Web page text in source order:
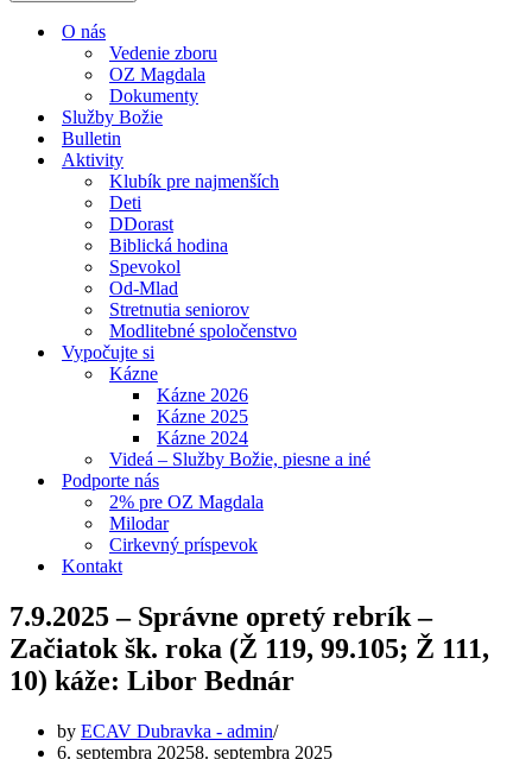
O nás
Vedenie zboru
OZ Magdala
Dokumenty
Služby Božie
Bulletin
Aktivity
Klubík pre najmenších
Deti
DDorast
Biblická hodina
Spevokol
Od-Mlad
Stretnutia seniorov
Modlitebné spoločenstvo
Vypočujte si
Kázne
Kázne 2026
Kázne 2025
Kázne 2024
Videá – Služby Božie, piesne a iné
Podporte nás
2% pre OZ Magdala
Milodar
Cirkevný príspevok
Kontakt
7.9.2025 – Správne opretý rebrík –
Začiatok šk. roka (Ž 119, 99.105; Ž 111,
10) káže: Libor Bednár
by ECAV Dubravka - admin
6. septembra 20258. septembra 2025